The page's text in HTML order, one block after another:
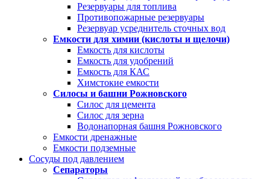
Резервуары для топлива
Противопожарные резервуары
Резервуар усреднитель сточных вод
Емкости для химии (кислоты и щелочи)
Емкость для кислоты
Емкость для удобрений
Емкость для КАС
Химстокие емкости
Силосы и башни Рожновского
Силос для цемента
Силос для зерна
Водонапорная башня Рожновского
Емкости дренажные
Емкости подземные
Сосуды под давлением
Сепараторы